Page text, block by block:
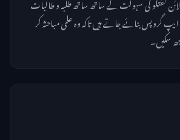
بنائے جاتے ہیں تاکہ وہ علمی مباحثہ کر
سکیں۔